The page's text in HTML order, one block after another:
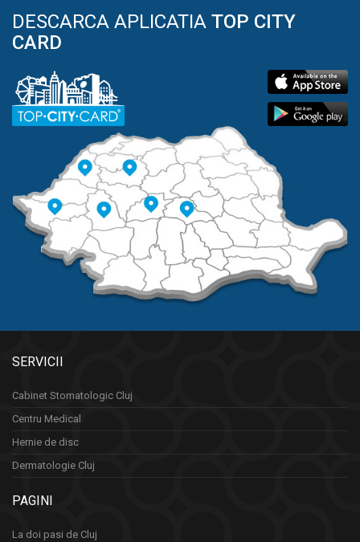
DESCARCA APLICATIA TOP CITY
CARD
SERVICII
Cabinet Stomatologic Cluj
Centru Medical
Hernie de disc
Dermatologie Cluj
PAGINI
La doi pasi de Cluj